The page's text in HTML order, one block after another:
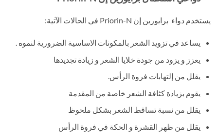
يستخدم دواء برايورين إن Priorin-N في الحالات الآتية:
يساعد في تزويد الشعر بالمكونات الاساسية الضرورية لنموه .
يعزز و يزود من جودة خلايا الشعر و زيادة تجديدها
يقلل من إلتهابات فروة الرأس.
يقوم بزيادة كثافة الشعر خاصة من المقدمة
يقلل من نسبة تساقط الشعر بشكل ملحوظ
يقلل من ظهر القشرة و الحكة في فروة الرأس